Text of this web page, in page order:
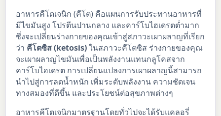
อาหารคีโตเจนิก (คีโต) คือแผนการรับประทานอาหารที่
มีไขมันสูง โปรตีนปานกลาง และคาร์โบไฮเดรตต่ำมาก
ซึ่งจะเปลี่ยนร่างกายของคุณเข้าสู่สภาวะเผาผลาญที่เรียก
ว่า คีโตซิส (ketosis)ในสภาวะคีโตซิส ร่างกายของคุณ
จะเผาผลาญไขมันเพื่อเป็นพลังงานแทนกลูโคสจาก
คาร์โบไฮเดรต การเปลี่ยนแปลงการเผาผลาญนี้สามารถ
นำไปสู่การลดน้ำหนัก เพิ่มระดับพลังงาน ความชัดเจน
ทางสมองที่ดีขึ้น และประโยชน์ต่อสุขภาพต่างๆ
อาหารคีโตเจนิกมาตรฐานโดยทั่วไปจะได้รับแคลอรี่